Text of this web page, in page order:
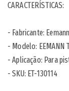
CARACTERÍSTICAS:
- Fabricante:
- Modelo: EEMANN
- Aplicação: Para
- SKU: ET-130114